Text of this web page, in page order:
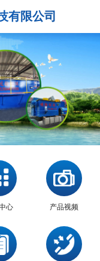
有限公司
心 产品视频